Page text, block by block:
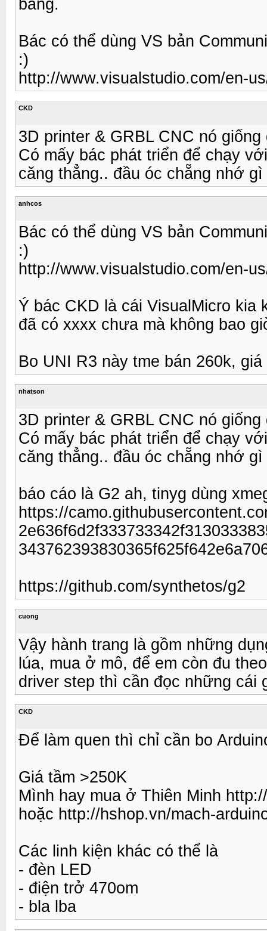
bảng.
Bác có thể dùng VS bản
:)
http://www.visualstudio.com/en-
CKD
3D printer & GRBL CNC nó
Có mấy bác phát triển để chạy
căng thẳng.. đầu óc chẵng nhớ gì
anhcos
Bác có thể dùng VS bản
:)
http://www.visualstudio.com/en-
Ý bác CKD là cái VisualMicro kia
đã có xxxx chưa mà không bao
Bo UNI R3 này tme bán 260k,
nhatson
3D printer & GRBL CNC nó
Có mấy bác phát triển để chạy
căng thẳng.. đầu óc chẵng nhớ gì
báo cáo là G2 ah, tinyg dùng
https://
https://github.com/synthetos/g2
cuong
Vậy hành trang là gồm những
lúa, mua ở mô, để em còn đu
driver step thì cần đọc những cái
CKD
Để làm quen thì chỉ cần bo
Giá tầm >250K
Mình hay mua ở Thiên Minh
hoặc http://hshop.vn/mach-
Các linh kiện khác có thể là
- đèn LED
- điện trở 470om
- bla lba